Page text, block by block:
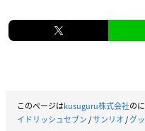
このページはkusuguru株式会社の
イドリッシュセブン/サンリオ/グ